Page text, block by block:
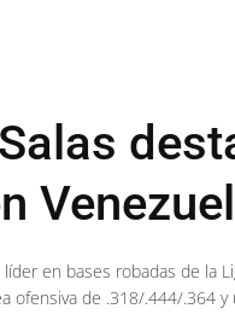
en bases robadas de la
ofensiva de .318/.444/.364